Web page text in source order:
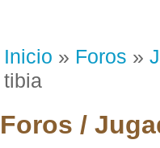
Inicio » Foros »
tibia
Foros /